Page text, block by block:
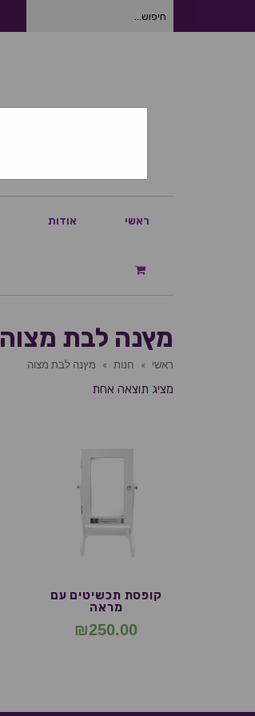
חיפוש
ראשי אודות
מץנה לבת מצוה
ראשי » חנות » מץנה לבת מצוה
מציג תוצאה אחת
קופסת תכשיטים עם
מראה
₪250.00